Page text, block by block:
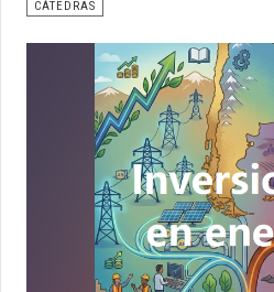
CÁTEDRAS